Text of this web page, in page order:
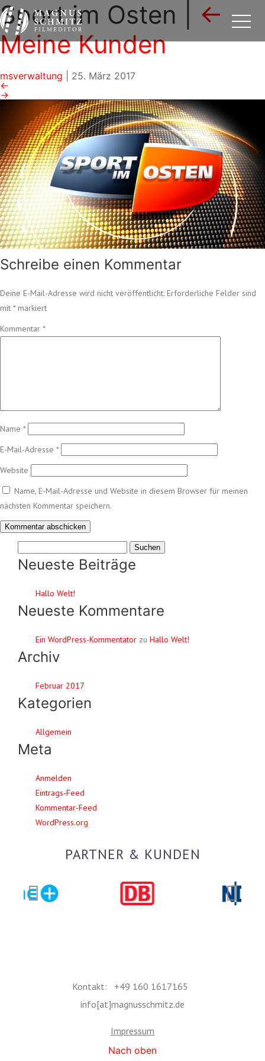
Sport im Osten
←
Meine Kunden
msverwaltung
25. März 2017
←
→
Schreibe einen Kommentar
Deine E-Mail-Adresse wird nicht veröffentlicht. Erforderliche Felder sind
mit *markiert
Kommentar *
Name *
E-Mail-Adresse *
Website
Name, E-Mail-Adresse und Website in diesem Browser für meinen
nächsten Kommentar speichern.
nach:
Neueste Beiträge
Hallo Welt!
Neueste Kommentare
Ein WordPress-Kommentator zu Hallo Welt!
Archiv
Februar 2017
Kategorien
Allgemein
Meta
Anmelden
Eintrags-Feed
Kommentar-Feed
WordPress.org
PARTNER & KUNDEN
Kontakt: +49 160 1617165
info[at]magnusschmitz.de
Impressum
Nach oben